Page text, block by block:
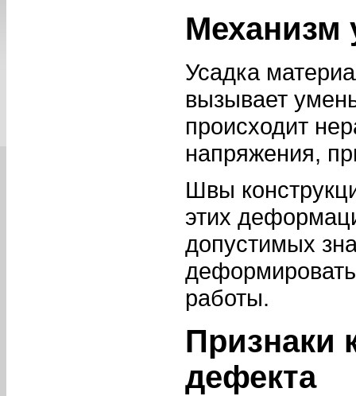
Механизм
Усадка
вызывает
происходит
напряжения,
Швы
этих
допустимых
работы.
Признаки
дефекта